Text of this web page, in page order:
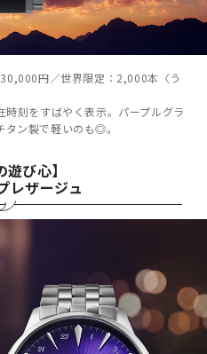
円／世界限定：2,000本〈う
刻をすばやく表示。パープルグラ
ン製で軽いのも◎。
遊び心】
レザージュ